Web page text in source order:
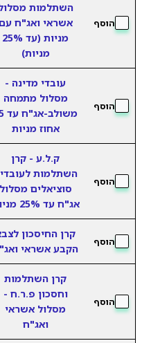
הוסף
השתלמות
אשראי ואג"ח
מניות (עד 25%
מניות)
הוסף
עובדי מדינה -
מסלול מתמחה
אחוז מניות
הוסף
ק.ל.ע - קרן
השתלמות
סוציאלים מסלול
אג"ח עד 25% מניות
הוסף
קרן החיסכון
הקבע אשראי
הוסף
קרן השתלמות
וחסכון פ.ר.ח -
מסלול אשראי
ואג"ח